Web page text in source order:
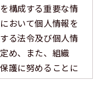
構成する重要な情
おいて個人情報を
る法令及び個人情
め、また、組織
護に努めることに
る期待と信頼に応